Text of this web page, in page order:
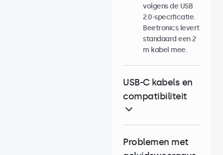
volgens de USB
2.0-specificatie.
Beetronics levert
standaard een 2
m kabel mee.
USB-C kabels en
compatibiliteit
Problemen met